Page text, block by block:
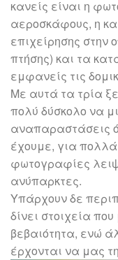
κανείς είναι η
αεροσκάφους, η
επιχείρησης στην
πτήσης) και τα
εμφανείς τις
Με αυτά τα τρία
πολύ δύσκολο να
αναπαραστάσεις
έχουμε, για πολλά
φωτογραφίες
ανύπαρκτες.
Υπάρχουν δε
δίνει στοιχεία
βεβαιότητα, ενώ
έρχονται να μας